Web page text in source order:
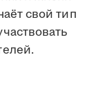
свой тип